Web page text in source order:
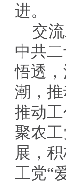
进。
交
中共
悟透
潮，
推动
聚农
展，
工党“